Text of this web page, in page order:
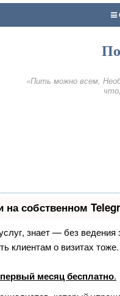
«Пить можно всем,
на собственном
знает — без
клиентам о визитах
первый месяц бесплатно.